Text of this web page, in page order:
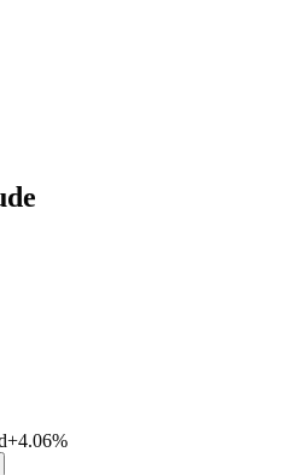
+4.06%